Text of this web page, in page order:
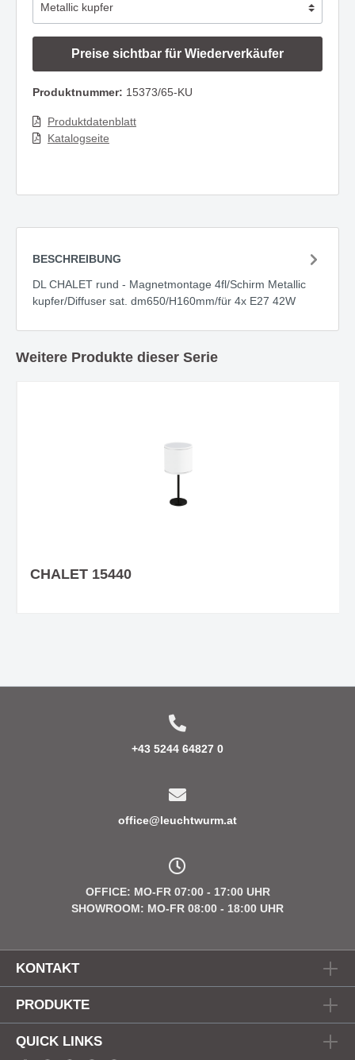
Preise sichtbar für Wiederverkäufer
Produktnummer: 15373/65-KU
Produktdatenblatt
Katalogseite
BESCHREIBUNG
DL CHALET rund - Magnetmontage 4fl/Schirm Metallic
kupfer/Diffuser sat. dm650/H160mm/für 4x E27 42W
Weitere Produkte dieser Serie
CHALET 15440
+43 5244 64827 0
office@leuchtwurm.at
OFFICE: MO-FR 07:00 - 17:00 UHR
SHOWROOM: MO-FR 08:00 - 18:00 UHR
KONTAKT
PRODUKTE
QUICK LINKS